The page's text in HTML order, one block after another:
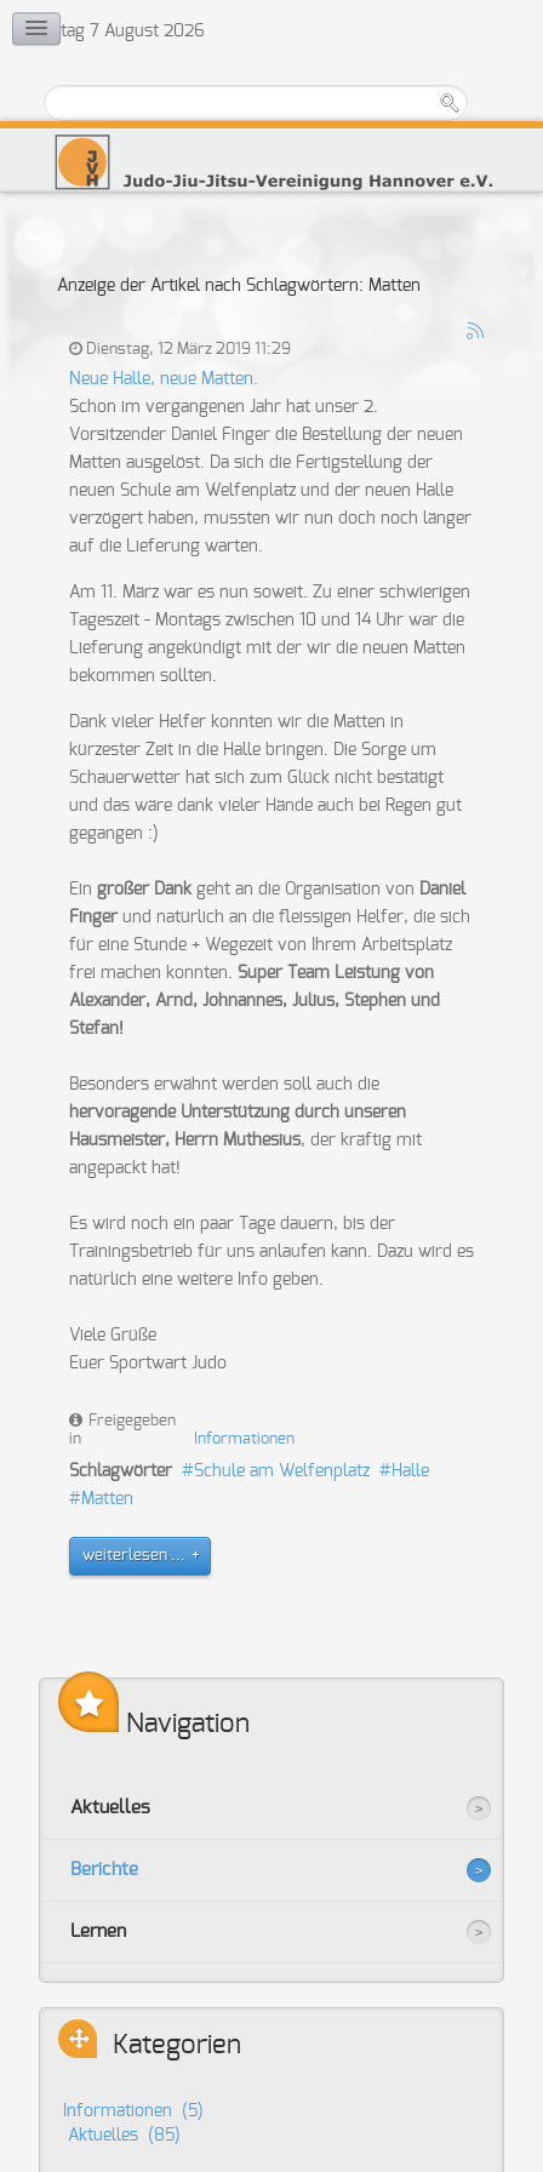
Freitag 7 August 2026
KONTAKT
Jugendvertretung
Übungsleiter
Anzeige der Artikel nach Schlagwörtern: Matten
Dienstag, 12 März 2019 11:29
Neue Halle, neue Matten.
Schon im vergangenen Jahr hat unser 2.
Vorsitzender Daniel Finger die Bestellung der neuen
Matten ausgelöst. Da sich die Fertigstellung der
neuen Schule am Welfenplatz und der neuen Halle
verzögert haben, mussten wir nun doch noch länger
auf die Lieferung warten.
Am 11. März war es nun soweit. Zu einer schwierigen
Tageszeit - Montags zwischen 10 und 14 Uhr war die
Lieferung angekündigt mit der wir die neuen Matten
bekommen sollten.
Dank vieler Helfer konnten wir die Matten in
kürzester Zeit in die Halle bringen. Die Sorge um
Schauerwetter hat sich zum Glück nicht bestätigt
und das wäre dank vieler Hände auch bei Regen gut
gegangen :)
Ein großer Dankgeht an die Organisation von Daniel
Fingerund natürlich an die fleissigen Helfer, die sich
für eine Stunde + Wegezeit von Ihrem Arbeitsplatz
frei machen konnten. Super Team Leistung von
Alexander, Arnd, Johnannes, Julius, Stephen und
Stefan!
Besonders erwähnt werden soll auch die
hervoragende Unterstützung durch unseren
Hausmeister, Herrn Muthesius, der kräftig mit
angepackt hat!
Es wird noch ein paar Tage dauern, bis der
Trainingsbetrieb für uns anlaufen kann. Dazu wird es
natürlich eine weitere Info geben.
Viele Grüße
Euer Sportwart Judo
Freigegeben
in
Informationen
Schlagwörter Schule am Welfenplatz
Halle
Matten
weiterlesen ...
Navigation
Aktuelles
Berichte
Lernen
Kategorien
Informationen
(5)
Aktuelles
(85)